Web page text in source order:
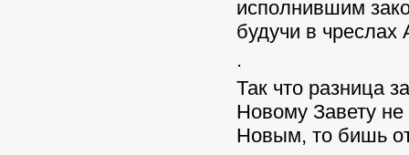
исполнившим
будучи в
.
Так что разница
Новому Завету
Новым, то бишь